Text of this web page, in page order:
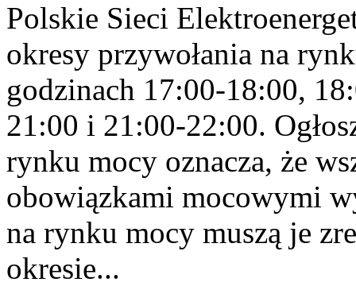
Polskie Sieci
okresy przywołania na
godzinach 17:00-18:00,
21:00 i 21:00-22:00.
rynku mocy oznacza, że
obowiązkami mocowymi
na rynku mocy muszą je
okresie...